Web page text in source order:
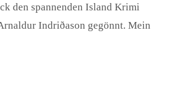
den spannenden Island Krimi
Indriðason gegönnt. Mein